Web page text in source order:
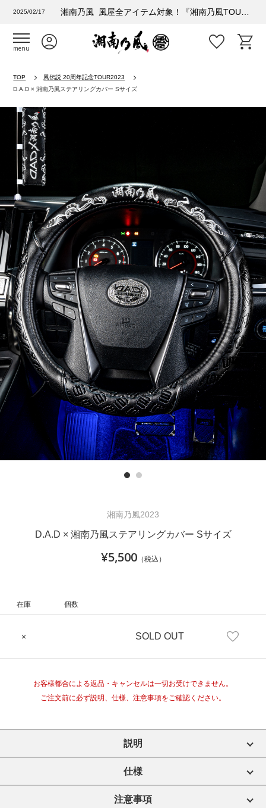
2025/02/17
menu
TOP
風伝説 20周年記念TOUR2023
D.A.D × 湘南乃風ステアリングカバー Sサイズ
Previous
湘南乃風2023
D.A.D × 湘南乃風ステアリングカバー Sサイズ
¥5,500（税込）
在庫 個数
× SOLD OUT
お客様都合による返品・キャンセルは一切お受けできません。
ご注文前に必ず説明、仕様、注意事項をご確認ください。
説明
仕様
注意事項